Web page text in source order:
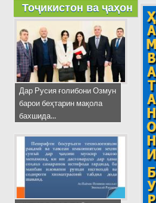
Тоҷикистон ва ҷаҳон
Дар Русия ғолибони Озмун
барои беҳтарин мақола
бахшида...